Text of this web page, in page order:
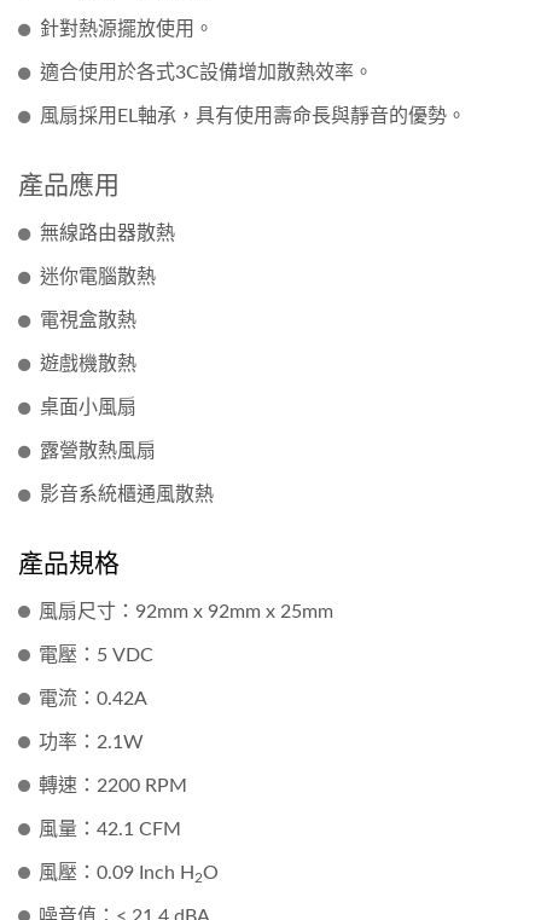
針對熱源擺放使用。
適合使用於各式3C設備增加散熱效率。
風扇採用EL軸承，具有使用壽命長與靜音的優勢。
產品應用
無線路由器散熱
迷你電腦散熱
電視盒散熱
遊戲機散熱
桌面小風扇
露營散熱風扇
影音系統櫃通風散熱
產品規格
風扇尺寸：92mm x 92mm x 25mm
電壓：5 VDC
電流：0.42A
功率：2.1W
轉速：2200 RPM
風量：42.1 CFM
風壓：0.09 Inch H 2O